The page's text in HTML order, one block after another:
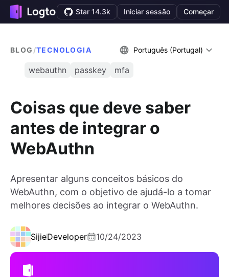
Star 14.3k Iniciar sessão Começar
BLOG /TECNOLOGIA Português (Portugal)
webauthn passkey mfa
Coisas que deve saber
antes de integrar o
WebAuthn
Apresentar alguns conceitos básicos do
WebAuthn, com o objetivo de ajudá-lo a tomar
melhores decisões ao integrar o WebAuthn.
SijieDeveloper 10/24/2023